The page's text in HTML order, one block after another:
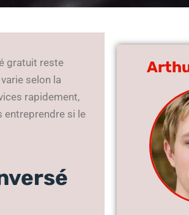
gratuit reste
selon la
rapidement,
entreprendre si le